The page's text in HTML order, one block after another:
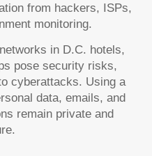
from hackers, ISPs,
monitoring.
in D.C. hotels,
pose security risks,
cyberattacks. Using a
data, emails, and
remain private and